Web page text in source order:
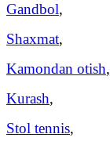
Gandbol,
Shaxmat,
Kamondan otish,
Kurash,
Stol tennis,